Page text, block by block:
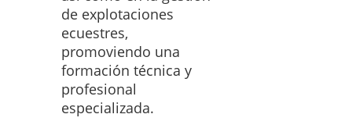
de explotaciones
ecuestres,
promoviendo una
formación técnica y
profesional
especializada.